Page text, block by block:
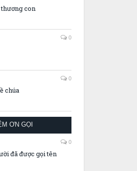
con
0
0
chúa
ƠN GỌI
0
đã được gọi tên